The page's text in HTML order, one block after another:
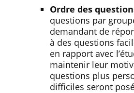
Ordre des
questions par
demandant de
à des questions
en rapport avec
maintenir leur
questions plus
difficiles seront